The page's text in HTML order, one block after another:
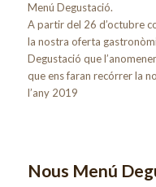
Menú Degustació.
A partir del 26 d’octubre
la nostra oferta
Degustació que
que ens faran recórrer la
l’any 2019
Nous Menú